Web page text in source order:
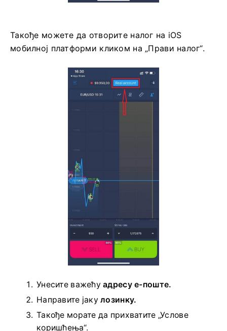
Такође можете да отворите налог на iOS
мобилној платформи кликом на „Прави налог“.